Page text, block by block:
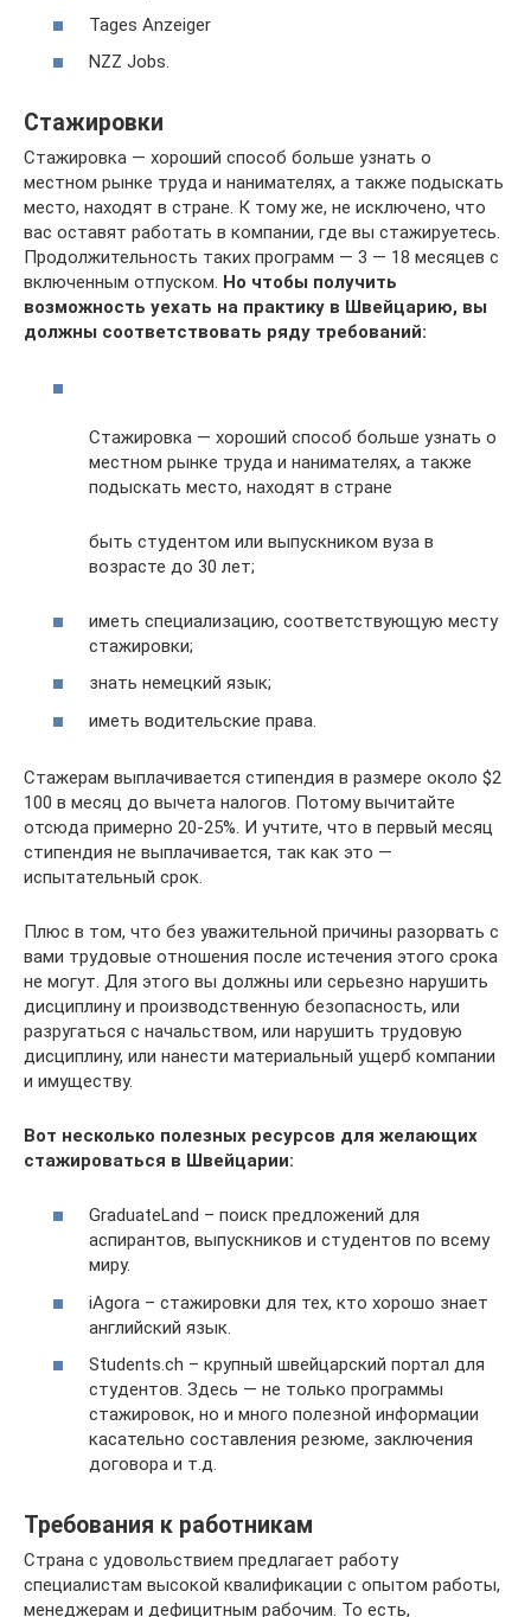
Tages Anzeiger
NZZ Jobs.
Стажировки
Стажировка — хороший способ больше узнать о
местном рынке труда и нанимателях, а также подыскать
место, находят в стране. К тому же, не исключено, что
вас оставят работать в компании, где вы стажируетесь.
Продолжительность таких программ — 3 — 18 месяцев с
включенным отпуском. Но чтобы получить
возможность уехать на практику в Швейцарию, вы
должны соответствовать ряду требований:
Стажировка — хороший способ больше узнать о
местном рынке труда и нанимателях, а также
подыскать место, находят в стране
быть студентом или выпускником вуза в
возрасте до 30 лет;
иметь специализацию, соответствующую месту
стажировки;
знать немецкий язык;
иметь водительские права.
Стажерам выплачивается стипендия в размере около $2
100 в месяц до вычета налогов. Потому вычитайте
отсюда примерно 20-25%. И учтите, что в первый месяц
стипендия не выплачивается, так как это —
испытательный срок.
Плюс в том, что без уважительной причины разорвать с
вами трудовые отношения после истечения этого срока
не могут. Для этого вы должны или серьезно нарушить
дисциплину и производственную безопасность, или
разругаться с начальством, или нарушить трудовую
дисциплину, или нанести материальный ущерб компании
и имуществу.
Вот несколько полезных ресурсов для желающих
стажироваться в Швейцарии:
GraduateLand – поиск предложений для
аспирантов, выпускников и студентов по всему
миру.
iAgora – стажировки для тех, кто хорошо знает
английский язык.
Students.ch – крупный швейцарский портал для
студентов. Здесь — не только программы
стажировок, но и много полезной информации
касательно составления резюме, заключения
договора и т.д.
Требования к работникам
Страна с удовольствием предлагает работу
специалистам высокой квалификации с опытом работы,
менеджерам и дефицитным рабочим. То есть,